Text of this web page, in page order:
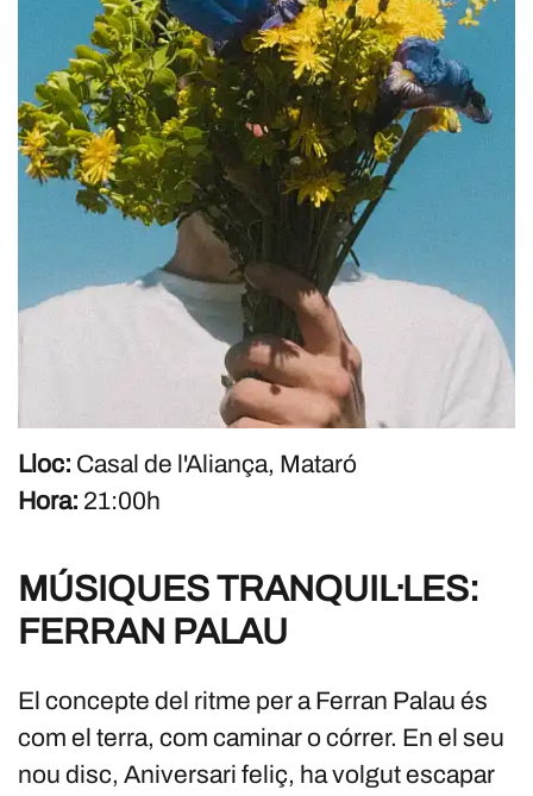
Lloc: Casal de l'Aliança, Mataró
Hora: 21:00h
MÚSIQUES TRANQUIL·LES:
FERRAN PALAU
El concepte del ritme per a Ferran Palau és
com el terra, com caminar o córrer. En el seu
nou disc, Aniversari feliç, ha volgut escapar